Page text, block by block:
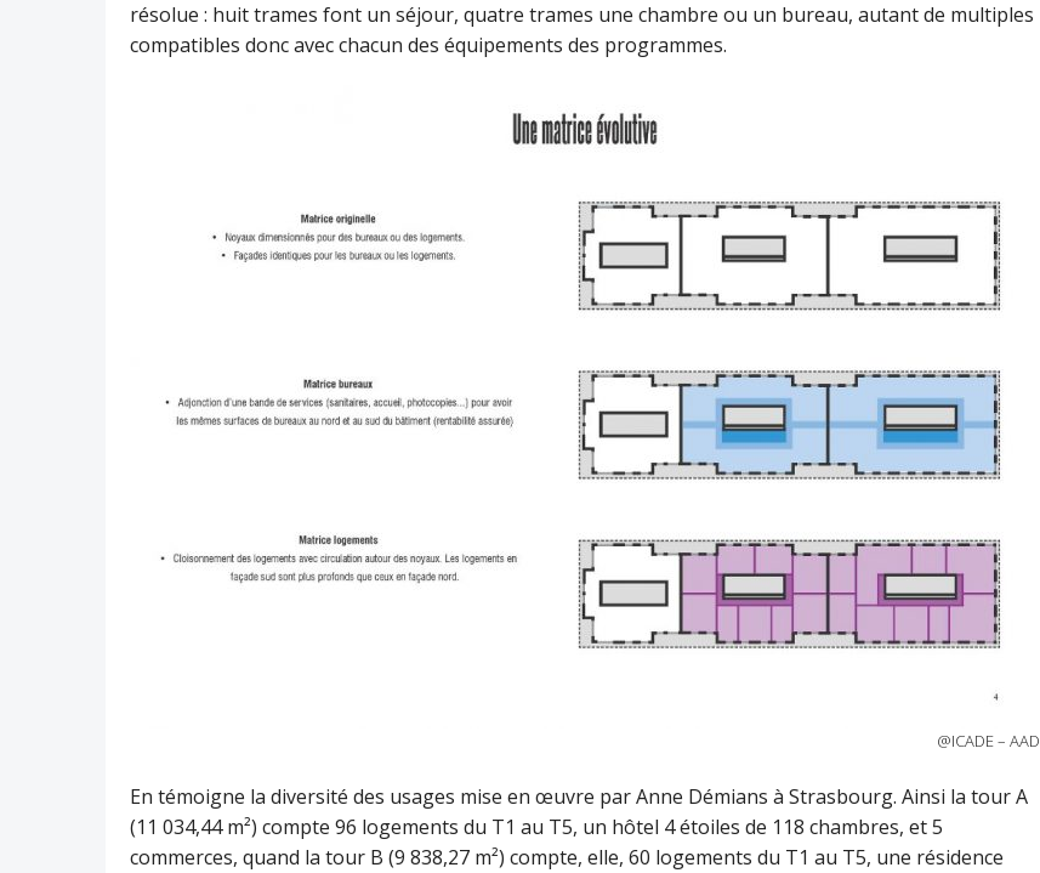
résolue : huit trames font un séjour, quatre trames une chambre ou un bureau, autant de multiples
compatibles donc avec chacun des équipements des programmes.
@ICADE – AAD
En témoigne la diversité des usages mise en œuvre par Anne Démians à Strasbourg. Ainsi la tour A
(11 034,44 m²) compte 96 logements du T1 au T5, un hôtel 4 étoiles de 118 chambres, et 5
commerces, quand la tour B (9 838,27 m²) compte, elle, 60 logements du T1 au T5, une résidence